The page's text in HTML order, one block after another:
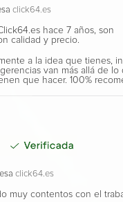
click64.es
hace 7 años, son
calidad y precio.
a la idea que tienes,
van más allá de lo
que hacer. 100%
click64.es
muy contentos con el